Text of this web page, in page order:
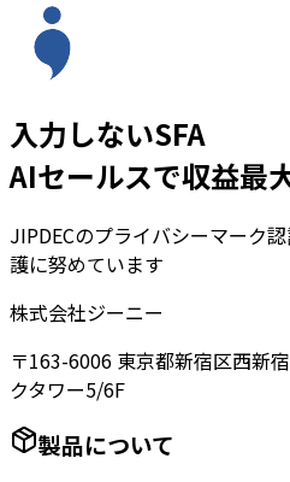
入力しないSFA
AIセールスで収益最
JIPDECのプライバシーマーク
護に努めています
株式会社ジーニー
〒163-6006 東京都新宿区西新
クタワー5/6F
製品について